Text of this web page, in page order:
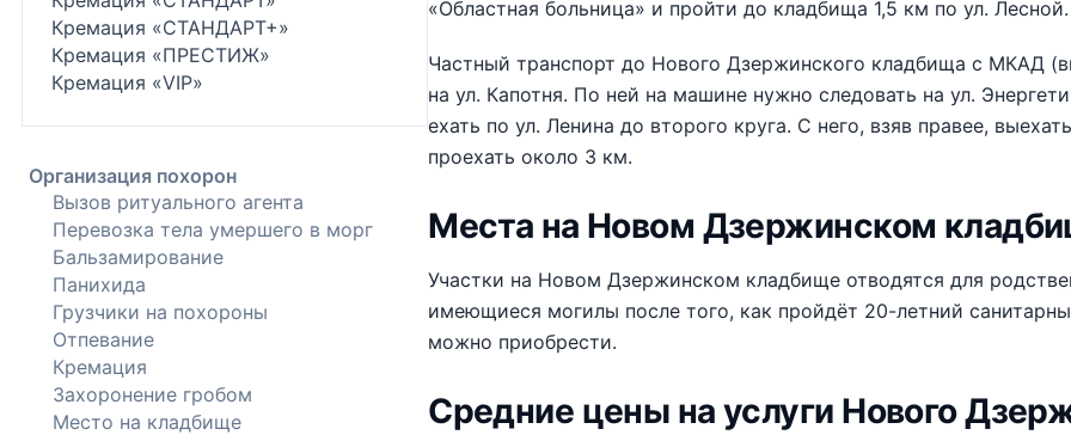
Кремация «СТАНДАРТ+»
Кремация «ПРЕСТИЖ»
Кремация «VIP»
Организация похорон
Вызов ритуального агента
Перевозка тела умершего в морг
Бальзамирование
Панихида
Грузчики на похороны
Отпевание
Кремация
Захоронение гробом
Место на кладбище
«Областная больница» и пройти до кладбища 1,5 км по ул. Лесной.
Частный транспорт до Нового Дзержинского кладбища с МКАД
на ул. Капотня. По ней на машине нужно следовать на ул.
ехать по ул. Ленина до второго круга. С него, взяв правее,
проехать около 3 км.
Места на Новом Дзержинском
Участки на Новом Дзержинском кладбище отводятся для
имеющиеся могилы после того, как пройдёт 20-летний
можно приобрести.
Средние цены на услуги Нового